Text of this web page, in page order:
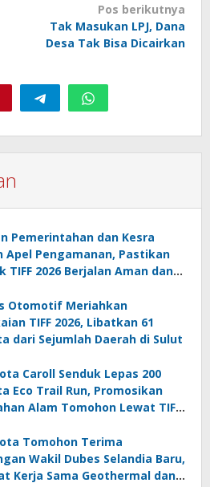
Pos berikutnya
Tak Masukan LPJ, Dana
Desa Tak Bisa Dicairkan
Pemerintahan dan Kesra
Apel Pengamanan, Pastikan
TIFF 2026 Berjalan Aman dan
Otomotif Meriahkan
TIFF 2026, Libatkan 61
dari Sejumlah Daerah di Sulut
Caroll Senduk Lepas 200
Eco Trail Run, Promosikan
Alam Tomohon Lewat TIFF
Tomohon Terima
Wakil Dubes Selandia Baru,
Kerja Sama Geothermal dan